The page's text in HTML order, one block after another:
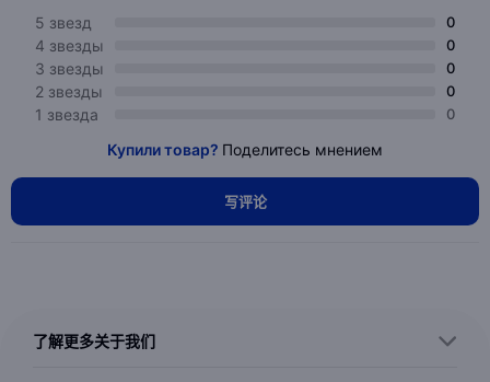
5 звезд
0
4 звезды 0
3 звезды 0
2 звезды 0
1 звезда 0
Купили товар? Поделитесь мнением
写评论
了解更多关于我们